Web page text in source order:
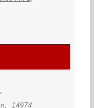
14974